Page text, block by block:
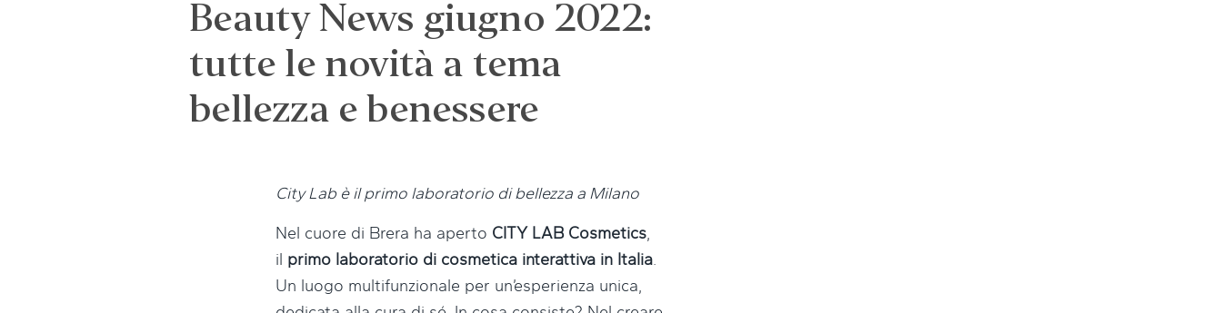
Beauty News giugno 2022:
tutte le novità a tema
bellezza e benessere
City Lab è il primo laboratorio di bellezza a Milano
Nel cuore di Brera ha aperto CITY LAB Cosmetics,
il primo laboratorio di cosmetica interattiva in Italia.
Un luogo multifunzionale per un’esperienza unica,